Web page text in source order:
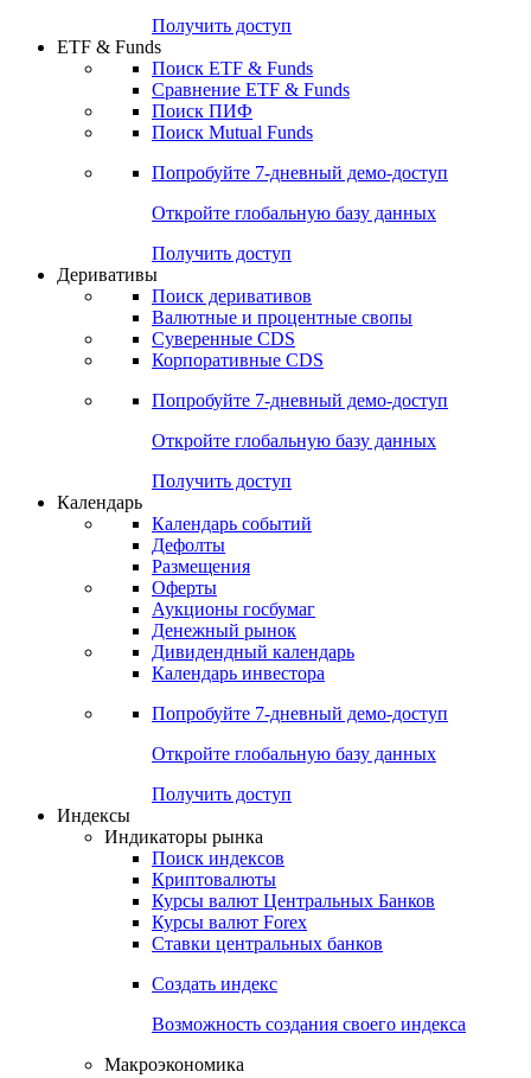
Попробуйте7-дневный
Откройте глобальную базу данных
Получить доступ
ETF & Funds
Сравнение ETF & Funds
Поиск Mutual Funds
Попробуйте7-дневный
Откройте глобальную базу данных
Получить доступ
Деривативы
Валютные и процентные свопы
Корпоративные CDS
Попробуйте7-дневный
Откройте глобальную базу данных
Получить доступ
Календарь
Календарь событий
Дефолты
Размещения
Оферты
Денежный рынок
Календарь инвестора
Попробуйте7-дневный
Откройте глобальную базу данных
Получить доступ
Индикаторы рынка
Поиск индексов
Курсы валют Центральных Банков
Ставки центральных банков
Создать индекс